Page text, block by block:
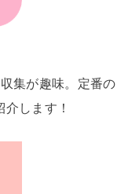
集が趣味。定番の
します！